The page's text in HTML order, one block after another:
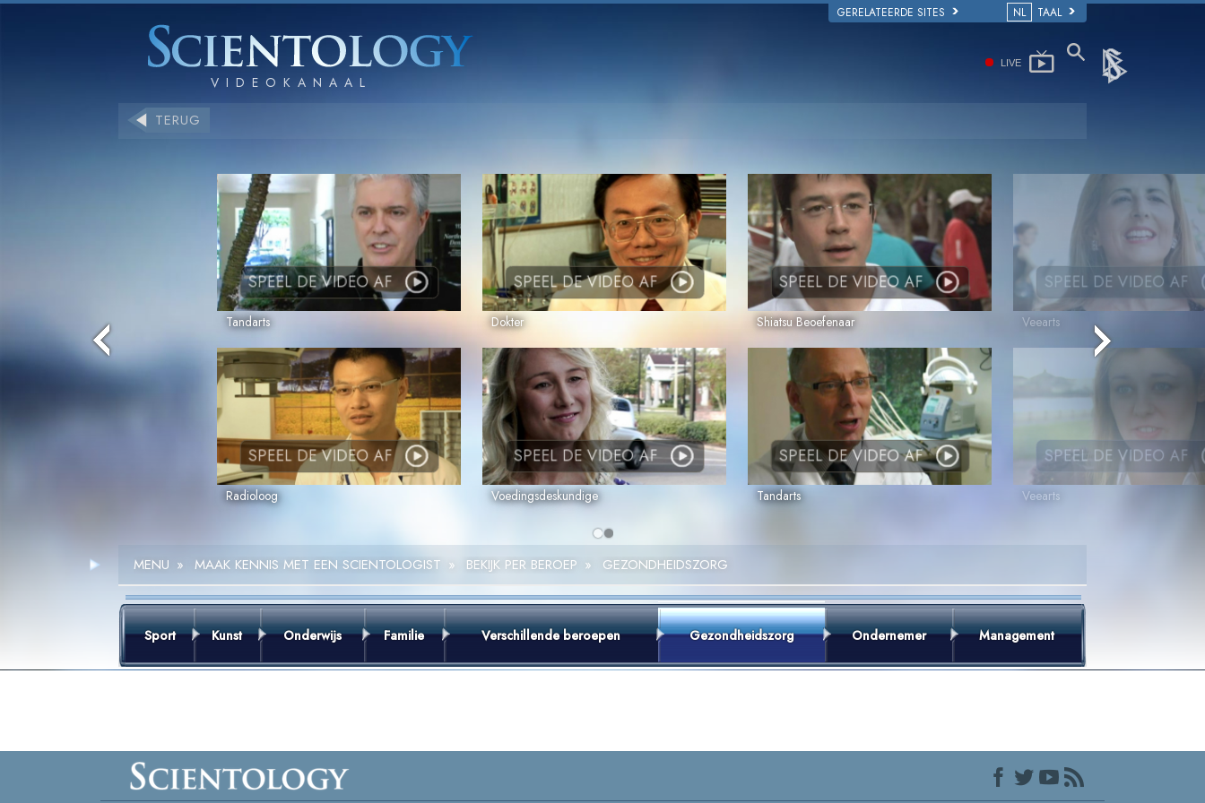
GERELATEERDE SITES NL TAAL
LIVE
TERUG
SPEEL DE VIDEO AF
Tandarts
SPEEL DE VIDEO AF
Dokter
SPEEL DE VIDEO AF
Shiatsu Beoefenaar
SPEEL DE VIDEO AF
Radioloog
SPEEL DE VIDEO AF
Voedingsdeskundige
SPEEL DE VIDEO AF
Tandarts
SPEEL DE VIDEO AF
Veearts
SPEEL DE VIDEO AF
Veearts
MENU » MAAK KENNIS MET EEN SCIENTOLOGIST » BEKIJK PER BEROEP » GEZONDHEIDSZORG
Sport Kunst Onderwijs Familie Verschillende beroepen Gezondheidszorg Ondernemer Management